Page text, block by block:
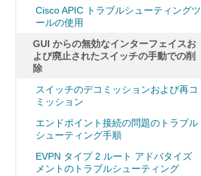
Cisco APIC トラブルシューティングツ
ールの使用
GUI からの無効なインターフェイスお
よび廃止されたスイッチの手動での削
除
スイッチのデコミッションおよび再コ
ミッション
エンドポイント接続の問題のトラブル
シューティング手順
EVPN タイプ 2 ルート アドバタイズ
メントのトラブルシューティング